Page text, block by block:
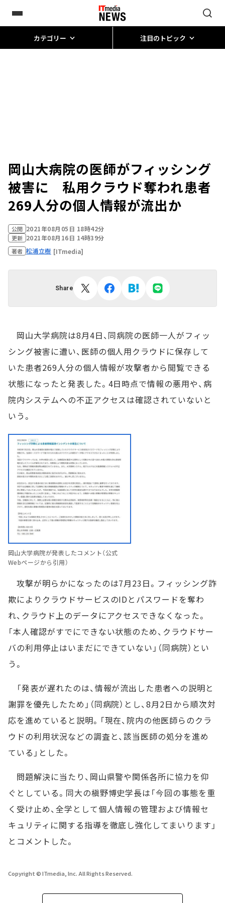
カテゴリー 注目のトピック
岡山大病院の医師がフィッシング
被害に 私用クラウド奪われ患者
269人分の個人情報が流出か
公開 2021年08月05日 18時42分
更新 2021年08月16日 14時39分
著者 松浦立樹 [ITmedia]
Share
岡山大学病院は8月4日、同病院の医師一人がフィッ
シング被害に遭い、医師の個人用クラウドに保存して
いた患者269人分の個人情報が攻撃者から閲覧できる
状態になったと発表した。4日時点で情報の悪用や、病
院内システムへの不正アクセスは確認されていないと
いう。
岡山大学病院が発表したコメント（公式
Webページから引用）
攻撃が明らかになったのは7月23日。フィッシング詐
欺によりクラウドサービスのIDとパスワードを奪わ
れ、クラウド上のデータにアクセスできなくなった。
「本人確認がすでにできない状態のため、クラウドサー
バの利用停止はいまだにできていない」（同病院）とい
う。
「発表が遅れたのは、情報が流出した患者への説明と
謝罪を優先したため」（同病院）とし、8月2日から順次対
応を進めていると説明。「現在、院内の他医師らのクラ
ウドの利用状況などの調査と、該当医師の処分を進め
ている」とした。
問題解決に当たり、岡山県警や関係各所に協力を仰
ぐとしている。同大の槇野博史学長は「今回の事態を重
く受け止め、全学として個人情報の管理および情報セ
キュリティに関する指導を徹底し強化してまいります」
とコメントした。
Copyright © ITmedia, Inc. All Rights Reserved.